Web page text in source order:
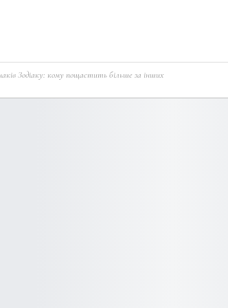
Зодіаку: кому пощастить більше за інших